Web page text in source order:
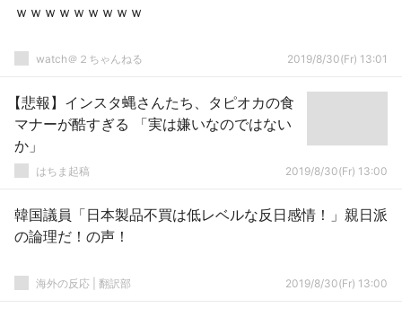
ｗｗｗｗｗｗｗｗｗ
watch＠２ちゃんねる 2019/8/30(Fr) 13:01
【悲報】インスタ蝿さんたち、タピオカの食
マナーが酷すぎる 「実は嫌いなのではない
か」
はちま起稿 2019/8/30(Fr) 13:00
韓国議員「日本製品不買は低レベルな反日感情！」親日派
の論理だ！の声！
海外の反応 | 翻訳部 2019/8/30(Fr) 13:00